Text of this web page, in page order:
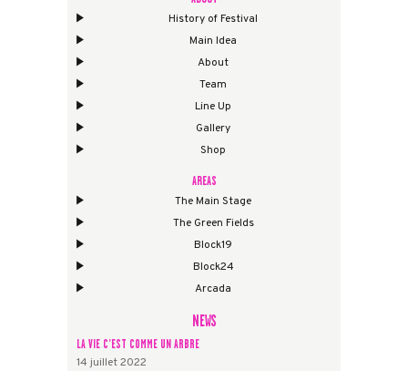
History of Festival
Main Idea
About
Team
Line Up
Gallery
Shop
AREAS
The Main Stage
The Green Fields
Block19
Block24
Arcada
NEWS
LA VIE C’EST COMME UN ARBRE
14 juillet 2022